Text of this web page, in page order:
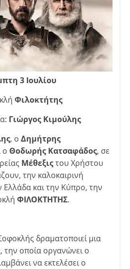
3 Ιουλίου
Φιλοκτήτης
Γιώργος Κιμούλης
, ο Δημήτρης
ο Θοδωρής Κατσαφάδος, σε
Μέθεξιςτου Χρήστου
την καλοκαιρινή
Ελλάδα και την Κύπρο, την
ΦΙΛΟΚΤΗΤΗΣ.
δραματοποιεί μια
την οποία οργανώνει ο
να εκτελέσει ο